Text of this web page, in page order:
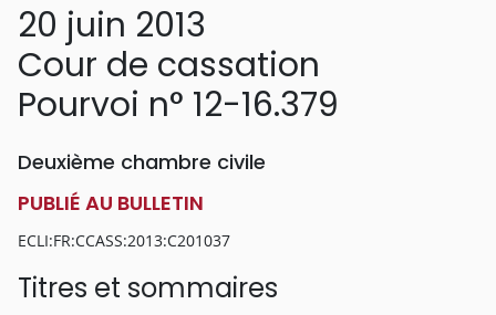
20 juin 2013
Cour de cassation
Pourvoi n° 12-16.379
Deuxième chambre civile
PUBLIÉ AU BULLETIN
ECLI:FR:CCASS:2013:C201037
Titres et sommaires